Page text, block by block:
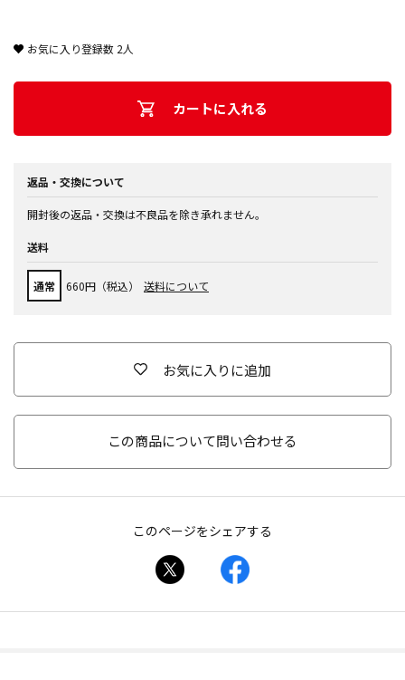
お気に入り登録数 2人
カートに入れる
返品・交換について
開封後の返品・交換は不良品を除き承れません。
送料
通常 660円（税込） 送料について
お気に入りに追加
この商品について問い合わせる
このページをシェアする